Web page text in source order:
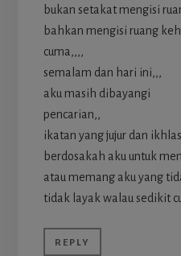
bukan setakat mengisi
bahkan mengisi ruang
cuma,,,,
semalam dan hari ini,,,
aku masih dibayangi
pencarian,,
ikatan yang jujur dan
berdosakah aku untuk
atau memang aku yang
tidak layak walau sedikit
REPLY